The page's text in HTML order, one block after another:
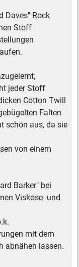
Daves" Rock
Stoff
jeder Stoff
Cotton Twill
Falten
schön aus, da sie
von einem
Barker" bei
Viskose- und
mit dem
abnähen lassen.